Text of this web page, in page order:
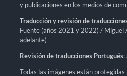
y publicaciones en los medios de
Traducción y revisión de
Fuente (años 2021 y 2022) / Miguel
adelante)
Revisión de traducciones Portugués:
Todas las imágenes están